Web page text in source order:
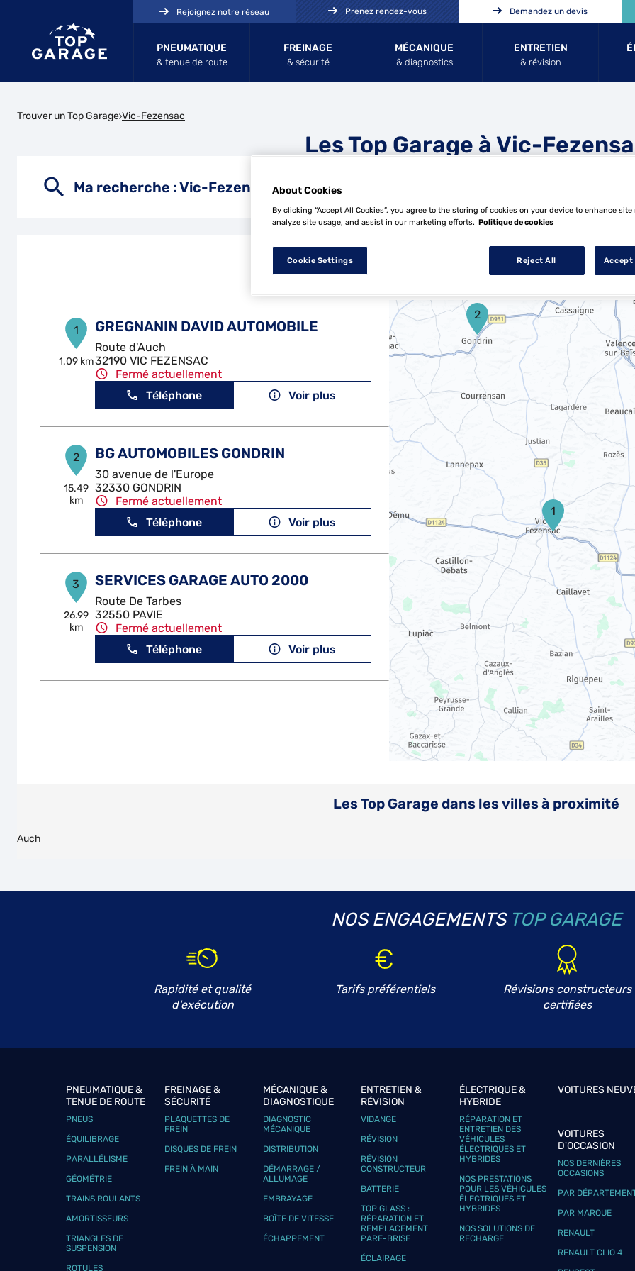
PNEUMATIQUE
& tenue de route
FREINAGE
& sécurité
MÉCANIQUE
& diagnostics
ENTRETIEN
& révision
Rejoignez notre réseau Prenez rendez-vous Demandez un devis
Trouver un Top Garage Vic-Fezensac
Les Top Garage à Vic-
Ma recherche :Vic-Fezensac
3 Top Garage à Vic-Fezensac
1
1.09 km
GREGNANIN DAVID AUTOMOBILE
Route d'Auch
32190 VIC FEZENSAC
Fermé actuellement
Téléphone
Voir plus
2
15.49
km
BG AUTOMOBILES GONDRIN
30 avenue de l'Europe
32330 GONDRIN
Fermé actuellement
Téléphone
Voir plus
3
26.99
km
SERVICES GARAGE AUTO 2000
Route De Tarbes
32550 PAVIE
Fermé actuellement
Téléphone
Voir plus
2
1
Les Top Garage dans les villes à proximité
Auch
NOS ENGAGEMENTS TOP GARAGE
Rapidité et qualité
d'exécution
Tarifs préférentiels
Révisions constructeurs
certifiées
PNEUMATIQUE &
TENUE DE ROUTE
PNEUS
ÉQUILIBRAGE
PARALLÉLISME
GÉOMÉTRIE
TRAINS ROULANTS
AMORTISSEURS
TRIANGLES DE
SUSPENSION
ROTULES
FREINAGE &
SÉCURITÉ
PLAQUETTES DE
FREIN
DISQUES DE FREIN
FREIN À MAIN
MÉCANIQUE &
DIAGNOSTIQUE
DIAGNOSTIC
MÉCANIQUE
DISTRIBUTION
DÉMARRAGE /
ALLUMAGE
EMBRAYAGE
BOÎTE DE VITESSE
ÉCHAPPEMENT
ENTRETIEN &
RÉVISION
VIDANGE
RÉVISION
RÉVISION
CONSTRUCTEUR
BATTERIE
TOP GLASS :
RÉPARATION ET
REMPLACEMENT
PARE-BRISE
ÉCLAIRAGE
ÉLECTRIQUE &
HYBRIDE
RÉPARATION ET
ENTRETIEN DES
VÉHICULES
ÉLECTRIQUES ET
HYBRIDES
NOS PRESTATIONS
POUR LES VÉHICULES
ÉLECTRIQUES ET
HYBRIDES
NOS SOLUTIONS DE
RECHARGE
VOITURES
VOITURES
D'OCCASION
NOS DERNIÈRES
OCCASIONS
PAR
PAR MARQUE
RENAULT
RENAULT CLIO 4
About Cookies
By clicking “Accept All Cookies”, you agree to the storing of cookies on your device to enhance
analyze site usage, and assist in our marketing efforts. Politique de cookies
Cookie Settings Reject All Accept